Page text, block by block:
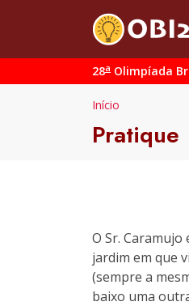
28a Olimpíada
Início
Pratique
O Sr.
jardim em que
(sempre a
baixo uma